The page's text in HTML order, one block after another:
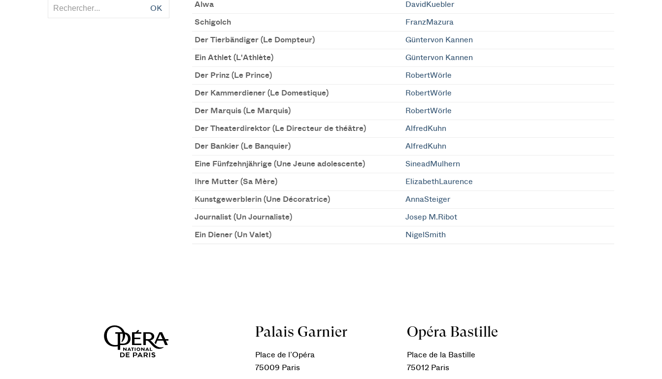
Alwa DavidKuebler
Schigolch FranzMazura
Der Tierbändiger (Le Dompteur) Güntervon Kannen
Ein Athlet (L'Athlète) Güntervon Kannen
Der Prinz (Le Prince) RobertWörle
Der Kammerdiener (Le Domestique) RobertWörle
Der Marquis (Le Marquis) RobertWörle
Der Theaterdirektor (Le Directeur de théâtre) AlfredKuhn
Der Bankier (Le Banquier) AlfredKuhn
Eine Fünfzehnjährige (Une Jeune adolescente) SineadMulhern
Ihre Mutter (Sa Mère) ElizabethLaurence
Kunstgewerblerin (Une Décoratrice) AnnaSteiger
Journalist (Un Journaliste) Josep M.Ribot
Ein Diener (Un Valet) NigelSmith
OK
Palais Garnier
Place de l’Opéra
75009 Paris
Opéra Bastille
Place de la Bastille
75012 Paris